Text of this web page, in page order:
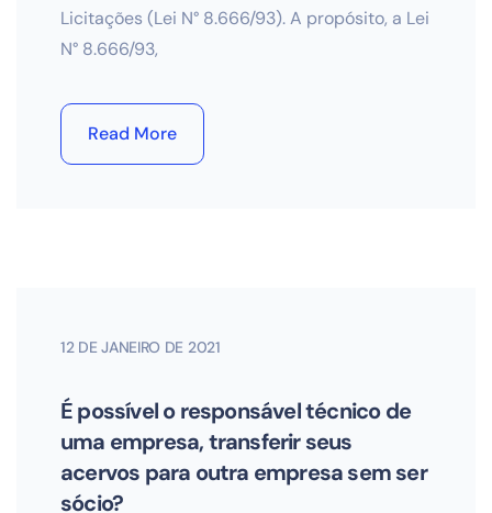
Licitações (Lei N° 8.666/93). A propósito, a Lei
N° 8.666/93,
Read More
12 DE JANEIRO DE 2021
É possível o responsável técnico de
uma empresa, transferir seus
acervos para outra empresa sem ser
sócio?